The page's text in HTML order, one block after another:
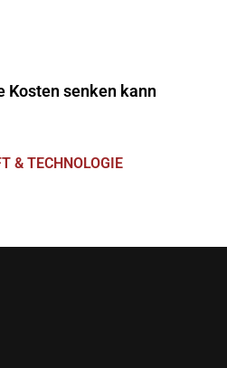
Kosten senken kann
& TECHNOLOGIE